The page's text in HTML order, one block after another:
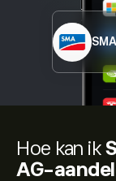
Hoe kan ik
AG-